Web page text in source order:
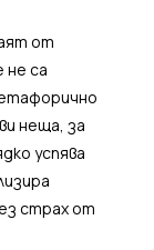
от
са
неща, за
успява
страх от